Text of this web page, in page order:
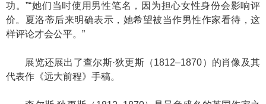
功。”“她们当时使用男性笔名，因为担心女性身份会影响评
价。夏洛蒂后来明确表示，她希望被当作男性作家看待，这
样评论才会公平。”
展览还展出了查尔斯·狄更斯（1812–1870）的肖像及其
代表作《远大前程》手稿。